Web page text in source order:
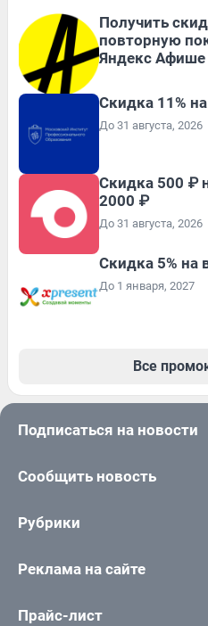
Получить
повторную
Яндекс Афише
Скидка 11%
До 31 августа, 2026
Скидка 500 ₽
2000 ₽
До 31 августа, 2026
Скидка 5% на
До 1 января, 2027
Все
Подписаться на новости
Сообщить новость
Рубрики
Реклама на сайте
Прайс-лист